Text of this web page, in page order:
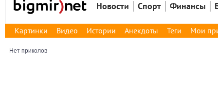
Новости Спорт Финансы
Картинки Видео Истории Анекдоты Теги Мои
Нет приколов